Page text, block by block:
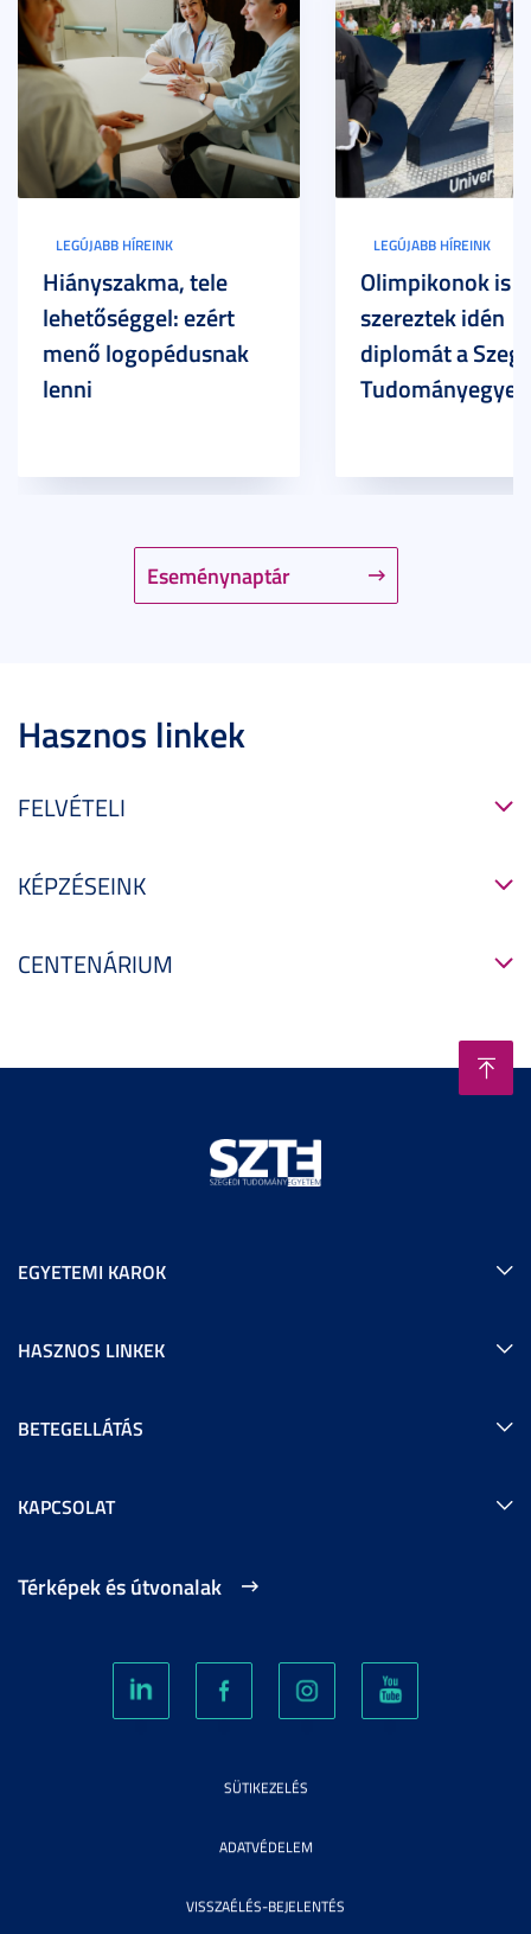
Eseménynaptár
LEGÚJABB HÍREINK
Hiányszakma, tele
lehetőséggel: ezért
menő logopédusnak
lenni
LEGÚJABB HÍREINK
Olimpikonok is
szereztek idén
diplomát a
Hasznos linkek
FELVÉTELI
KÉPZÉSEINK
CENTENÁRIUM
EGYETEMI KAROK
HASZNOS LINKEK
BETEGELLÁTÁS
KAPCSOLAT
Térképek és útvonalak
SÜTIKEZELÉS
ADATVÉDELEM
VISSZAÉLÉS-BEJELENTÉS